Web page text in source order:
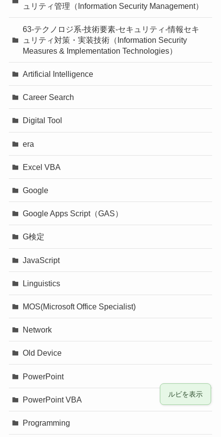
ュリティ管理（Information Security Management）
63-テクノロジ系-技術要素-セキュリティ-情報セキ
ュリティ対策・実装技術（Information Security
Measures & Implementation Technologies）
Artificial Intelligence
Career Search
Digital Tool
era
Excel VBA
Google
Google Apps Script（GAS）
G検定
JavaScript
Linguistics
MOS(Microsoft Office Specialist)
Network
Old Device
PowerPoint
PowerPoint VBA
Programming
ルビを表示